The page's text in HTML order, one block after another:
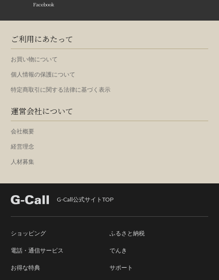
Facebook
ご利用にあたって
お買い物について
個人情報の保護について
特定商取引に関する法律に基づく表示
運営会社について
会社概要
経営理念
人材募集
G-Call公式サイトTOP
ショッピング ふるさと納税
電話・通信サービス でんき
お得な特典 サポート